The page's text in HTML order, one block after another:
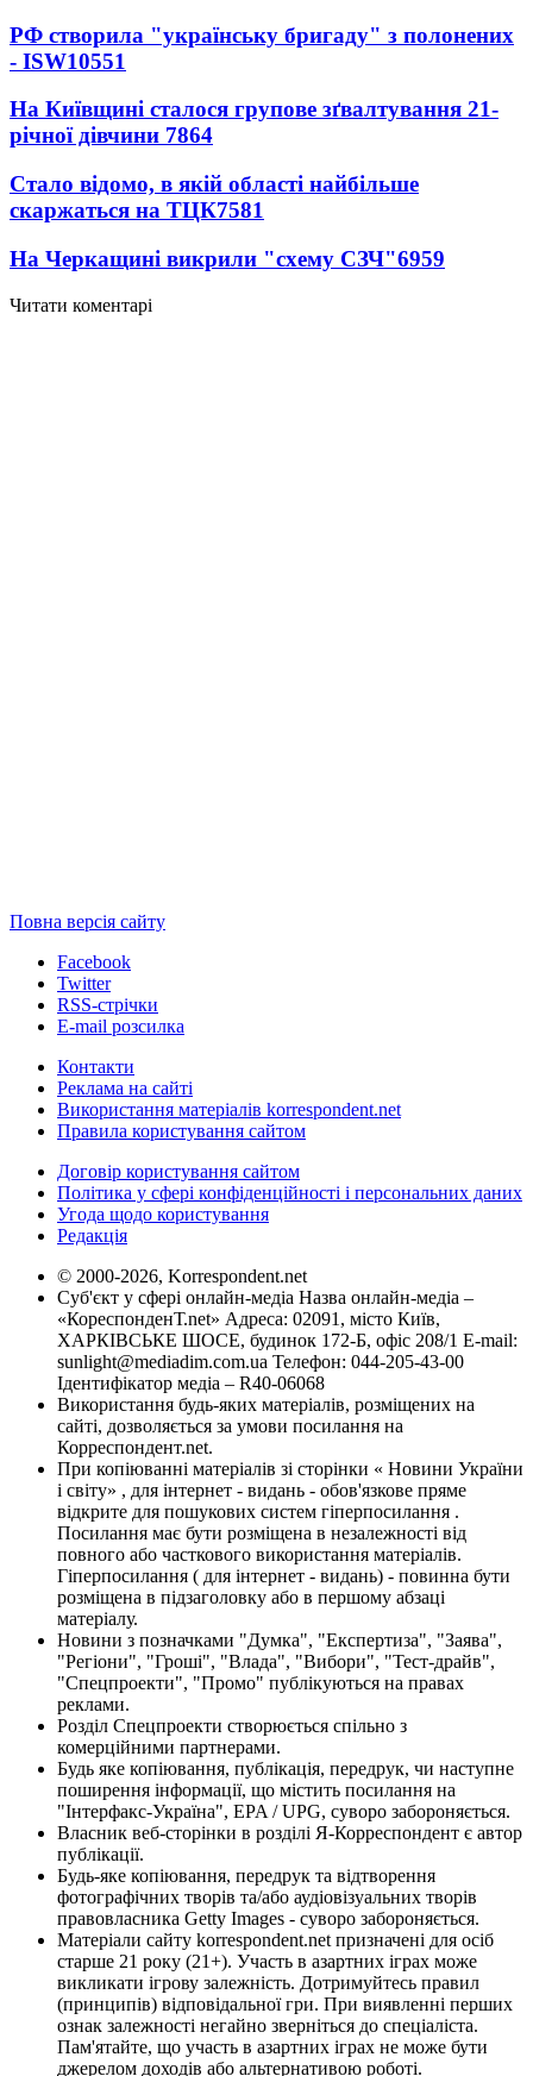
РФ створила "українську бригаду" з полонених
- ISW10551
На Київщині сталося групове зґвалтування 21-
річної дівчини 7864
Стало відомо, в якій області найбільше
скаржаться на ТЦК7581
На Черкащині викрили "схему СЗЧ"6959
Читати коментарі
Повна версія сайту
Facebook
Twitter
RSS-стрічки
E-mail розсилка
Контакти
Реклама на сайті
Використання матеріалів korrespondent.net
Правила користування сайтом
Договір користування сайтом
Політика у сфері конфіденційності і персональних даних
Угода щодо користування
Редакція
© 2000-2026, Korrespondent.net
Суб'єкт у сфері онлайн-медіа Назва онлайн-медіа –
«КореспонденТ.net» Адреса: 02091, місто Київ,
ХАРКІВСЬКЕ ШОСЕ, будинок 172-Б, офіс 208/1 E-mail:
sunlight@mediadim.com.ua Телефон: 044-205-43-00
Ідентифікатор медіа – R40-06068
Використання будь-яких матеріалів, розміщених на
сайті, дозволяється за умови посилання на
Корреспондент.net.
При копіюванні матеріалів зі сторінки « Новини України
і світу» , для інтернет - видань - обов'язкове пряме
відкрите для пошукових систем гіперпосилання .
Посилання має бути розміщена в незалежності від
повного або часткового використання матеріалів.
Гіперпосилання ( для інтернет - видань) - повинна бути
розміщена в підзаголовку або в першому абзаці
матеріалу.
Новини з позначками "Думка", "Експертиза", "Заява",
"Регіони", "Гроші", "Влада", "Вибори", "Тест-драйв",
"Спецпроекти", "Промо" публікуються на правах
реклами.
Розділ Спецпроекти створюється спільно з
комерційними партнерами.
Будь яке копіювання, публікація, передрук, чи наступне
поширення інформації, що містить посилання на
"Інтерфакс-Україна", EPA / UPG, суворо забороняється.
Власник веб-сторінки в розділі Я-Корреспондент є автор
публікації.
Будь-яке копіювання, передрук та відтворення
фотографічних творів та/або аудіовізуальних творів
правовласника Getty Images - суворо забороняється.
Матеріали сайту korrespondent.net призначені для осіб
старше 21 року (21+). Участь в азартних іграх може
викликати ігрову залежність. Дотримуйтесь правил
(принципів) відповідальної гри. При виявленні перших
ознак залежності негайно зверніться до спеціаліста.
Пам'ятайте, що участь в азартних іграх не може бути
джерелом доходів або альтернативою роботі.